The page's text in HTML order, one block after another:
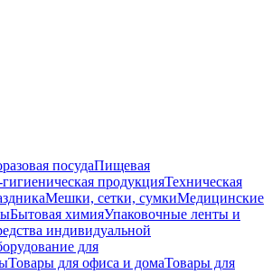
посудаПищевая
продукцияТехническая
Мешки, сетки, сумкиМедицинские
Бытовая химияУпаковочные ленты и
индивидуальной
для
Товары для офиса и домаТовары для